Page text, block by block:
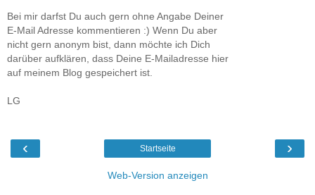
Bei mir darfst Du auch gern ohne Angabe Deiner
E-Mail Adresse kommentieren :) Wenn Du aber
nicht gern anonym bist, dann möchte ich Dich
darüber aufklären, dass Deine E-Mailadresse hier
auf meinem Blog gespeichert ist.
LG
‹ ›
Startseite
Web-Version anzeigen